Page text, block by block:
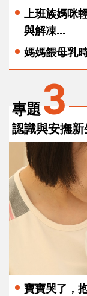
上班族媽咪
與解凍...
媽媽餵母乳
專題3
認識與安撫
寶寶哭了，